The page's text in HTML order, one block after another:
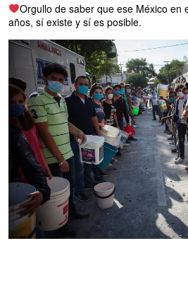
Orgullo de saber que ese México en
años, sí existe y sí es posible.